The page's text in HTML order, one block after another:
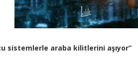
sistemlerle araba kilitlerini aşıyor”